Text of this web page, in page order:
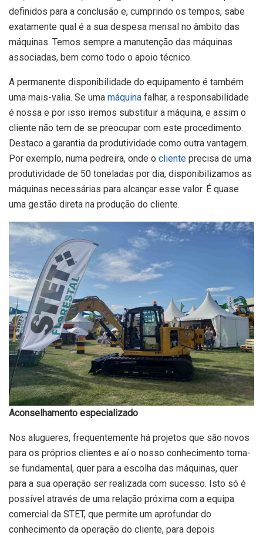
definidos para a conclusão e, cumprindo os tempos, sabe
exatamente qual é a sua despesa mensal no âmbito das
máquinas. Temos sempre a manutenção das máquinas
associadas, bem como todo o apoio técnico.
A permanente disponibilidade do equipamento é também
uma mais-valia. Se uma máquina falhar, a responsabilidade
é nossa e por isso iremos substituir a máquina, e assim o
cliente não tem de se preocupar com este procedimento.
Destaco a garantia da produtividade como outra vantagem.
Por exemplo, numa pedreira, onde o cliente precisa de uma
produtividade de 50 toneladas por dia, disponibilizamos as
máquinas necessárias para alcançar esse valor. É quase
uma gestão direta na produção do cliente.
Aconselhamento especializado
Nos alugueres, frequentemente há projetos que são novos
para os próprios clientes e aí o nosso conhecimento torna-
se fundamental, quer para a escolha das máquinas, quer
para a sua operação ser realizada com sucesso. Isto só é
possível através de uma relação próxima com a equipa
comercial da STET, que permite um aprofundar do
conhecimento da operação do cliente, para depois